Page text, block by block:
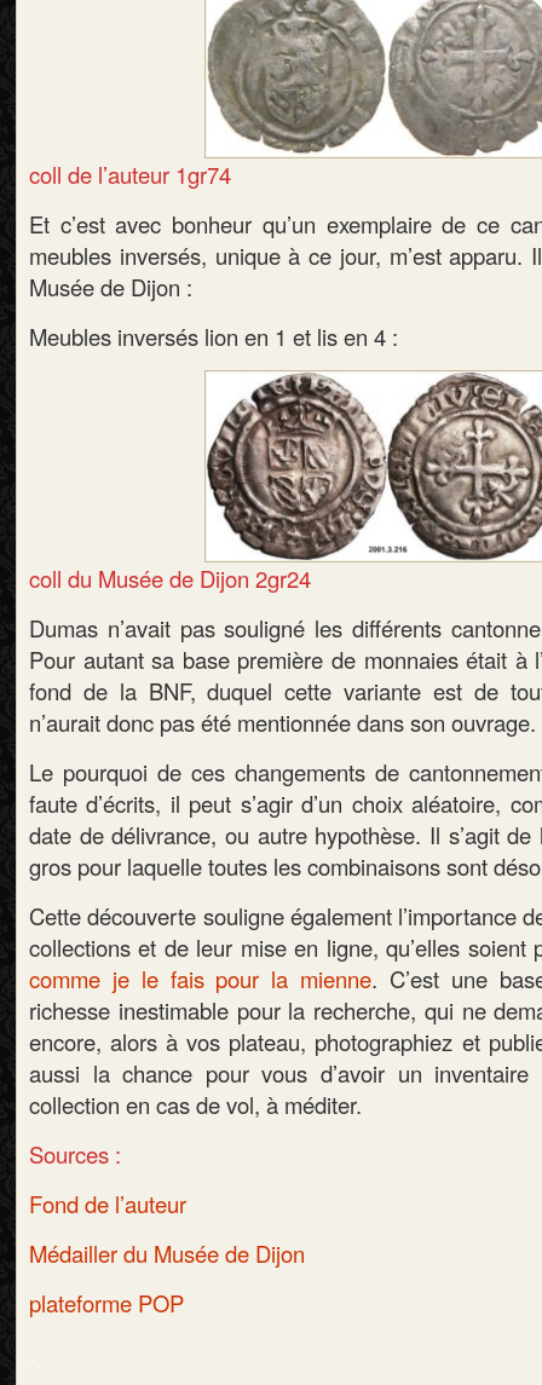
coll de l’auteur 1gr74
Et c’est avec bonheur qu’un exemplaire de ce
meubles inversés, unique à ce jour, m’est apparu.
Musée de Dijon :
Meubles inversés lion en 1 et lis en 4 :
coll du Musée de Dijon 2gr24
Dumas n’avait pas souligné les différents
Pour autant sa base première de monnaies était à
fond de la BNF, duquel cette variante est de
n’aurait donc pas été mentionnée dans son ouvrage.
Le pourquoi de ces changements de
faute d’écrits, il peut s’agir d’un choix aléatoire,
date de délivrance, ou autre hypothèse. Il s’agit
gros pour laquelle toutes les combinaisons sont
Cette découverte souligne également l’importance
collections et de leur mise en ligne, qu’elles soient
comme je le fais pour la mienne. C’est une
richesse inestimable pour la recherche, qui ne
encore, alors à vos plateau, photographiez et
aussi la chance pour vous d’avoir un inventaire
collection en cas de vol, à méditer.
Sources :
Fond de l’auteur
Médailler du Musée de Dijon
plateforme POP